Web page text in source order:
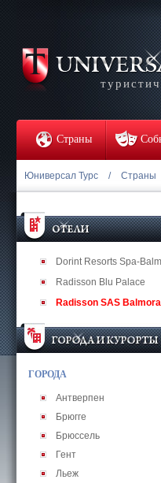
Страны
Юниверсал Турс / Страны
Dorint Resorts Spa-
Radisson Blu Palace
Radisson SAS
ГОРОДА
Антверпен
Брюгге
Брюссель
Гент
Льеж